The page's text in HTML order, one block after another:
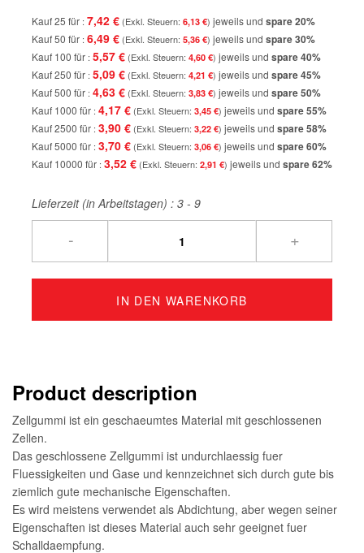
Kauf 25 für 7,42 € 6,13 € jeweils und spare20%
Kauf 50 für 6,49 € 5,36 € jeweils und spare30%
Kauf 100 für 5,57 € 4,60 € jeweils und spare40%
Kauf 250 für 5,09 € 4,21 € jeweils und spare45%
Kauf 500 für 4,63 € 3,83 € jeweils und spare50%
Kauf 1000 für 4,17 € 3,45 € jeweils und spare55%
Kauf 2500 für 3,90 € 3,22 € jeweils und spare58%
Kauf 5000 für 3,70 € 3,06 € jeweils und spare60%
Kauf 10000 für 3,52 € 2,91 € jeweils und spare62%
Lieferzeit (in Arbeitstagen) : 3 - 9
- +
IN DEN WARENKORB
Product description
Zellgummi ist ein geschaeumtes Material mit geschlossenen
Zellen.
Das geschlossene Zellgummi ist undurchlaessig fuer
Fluessigkeiten und Gase und kennzeichnet sich durch gute bis
ziemlich gute mechanische Eigenschaften.
Es wird meistens verwendet als Abdichtung, aber wegen seiner
Eigenschaften ist dieses Material auch sehr geeignet fuer
Schalldaempfung.